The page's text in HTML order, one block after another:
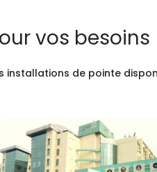
vos besoins
installations de pointe